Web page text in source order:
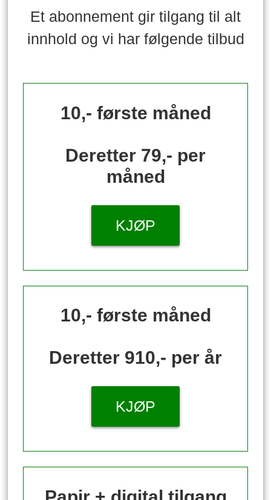
Et abonnement gir tilgang til alt
innhold og vi har følgende tilbud
10,- første måned
Deretter 79,- per
måned
KJØP
10,- første måned
Deretter 910,- per år
KJØP